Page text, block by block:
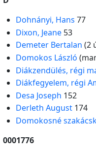
Dohnányi, Hans 77
Dixon, Jeane53
Demeter Bertalan (2
Domokos László
Diákzendülés, régi
Diákfegyelem, régi
Desa Joseph 152
Derleth August174
Domokosné
0001776